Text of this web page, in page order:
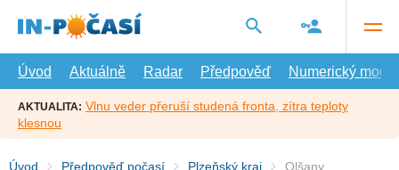
hlavní
Úvod
Aktuálně Radar Předpověď Numerický model
AKTUALITA: Vlnu veder přeruší studená fronta, zítra teploty
klesnou
Úvod Předpověď počasí Plzeňský kraj Olšany